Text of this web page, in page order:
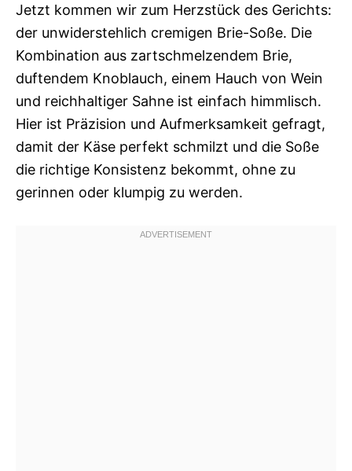
Jetzt kommen wir zum Herzstück des Gerichts:
der unwiderstehlich cremigen Brie-Soße. Die
Kombination aus zartschmelzendem Brie,
duftendem Knoblauch, einem Hauch von Wein
und reichhaltiger Sahne ist einfach himmlisch.
Hier ist Präzision und Aufmerksamkeit gefragt,
damit der Käse perfekt schmilzt und die Soße
die richtige Konsistenz bekommt, ohne zu
gerinnen oder klumpig zu werden.